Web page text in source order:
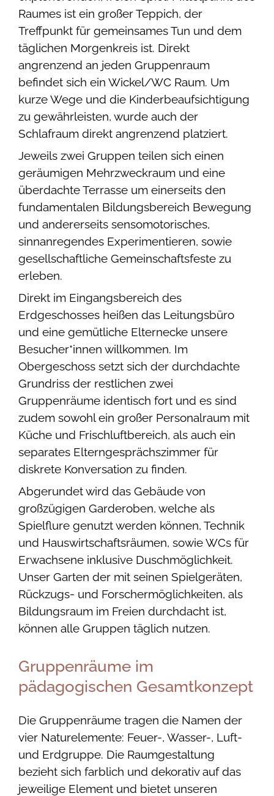
Raumes ist ein großer Teppich, der
Treffpunkt für gemeinsames Tun und dem
täglichen Morgenkreis ist. Direkt
angrenzend an jeden Gruppenraum
befindet sich ein Wickel/WC Raum. Um
kurze Wege und die Kinderbeaufsichtigung
zu gewährleisten, wurde auch der
Schlafraum direkt angrenzend platziert.
Jeweils zwei Gruppen teilen sich einen
geräumigen Mehrzweckraum und eine
überdachte Terrasse um einerseits den
fundamentalen Bildungsbereich Bewegung
und andererseits sensomotorisches,
sinnanregendes Experimentieren, sowie
gesellschaftliche Gemeinschaftsfeste zu
erleben.
Direkt im Eingangsbereich des
Erdgeschosses heißen das Leitungsbüro
und eine gemütliche Elternecke unsere
Besucher*innen willkommen. Im
Obergeschoss setzt sich der durchdachte
Grundriss der restlichen zwei
Gruppenräume identisch fort und es sind
zudem sowohl ein großer Personalraum mit
Küche und Frischluftbereich, als auch ein
separates Elterngesprächszimmer für
diskrete Konversation zu finden.
Abgerundet wird das Gebäude von
großzügigen Garderoben, welche als
Spielflure genutzt werden können, Technik
und Hauswirtschaftsräumen, sowie WCs für
Erwachsene inklusive Duschmöglichkeit.
Unser Garten der mit seinen Spielgeräten,
Rückzugs- und Forschermöglichkeiten, als
Bildungsraum im Freien durchdacht ist,
können alle Gruppen täglich nutzen.
Gruppenräume im
pädagogischen Gesamtkonzept
Die Gruppenräume tragen die Namen der
vier Naturelemente: Feuer-, Wasser-, Luft-
und Erdgruppe. Die Raumgestaltung
bezieht sich farblich und dekorativ auf das
jeweilige Element und bietet unseren